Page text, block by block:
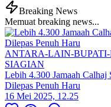
Breaking News
Memuat breaking news...
ANTARA-LAIN-
SIAGIAN
Lebih 4.300 Jamaah
Dilepas Penuh Haru
16 Mei 2025, 12.25